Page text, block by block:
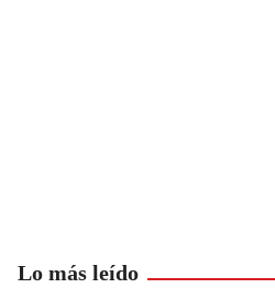
Lo más leído